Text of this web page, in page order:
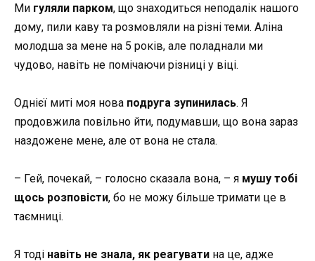
Ми гуляли парком, що знаходиться неподалік нашого
дому, пили каву та розмовляли на різні теми. Аліна
молодша за мене на 5 років, але поладнали ми
чудово, навіть не помічаючи різниці у віці.
Однієї миті моя нова подруга зупинилась. Я
продовжила повільно йти, подумавши, що вона зараз
наздожене мене, але от вона не стала.
– Гей, почекай, – голосно сказала вона, – я мушу тобі
щось розповісти, бо не можу більше тримати це в
таємниці.
Я тоді навіть не знала, як реагувати на це, адже